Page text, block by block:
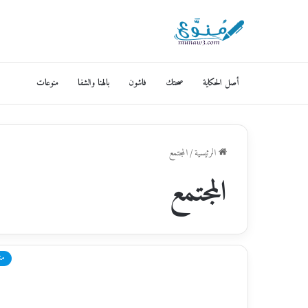
أصل الحكاية صحتك فاشون بالهنا والشفا منوعات
الرئيسية/المجتمع
المجتمع